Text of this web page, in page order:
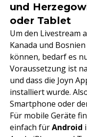
und
oder Tablet
Um den Livestream
Kanada und
können, bedarf es
Voraussetzung ist
und dass die Joyn
installiert wurde.
Smartphone oder
Für mobile Geräte
einfach fürAndroid